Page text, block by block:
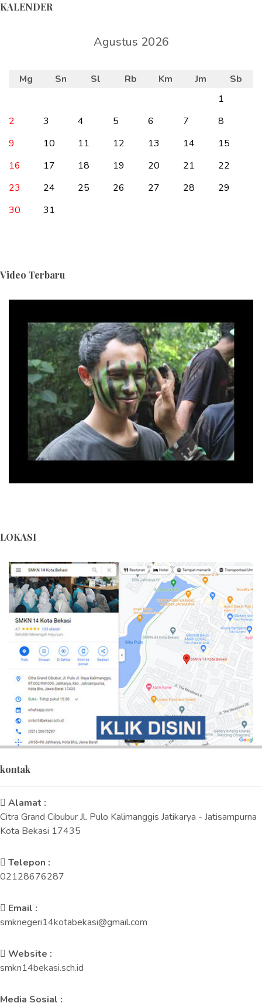
KALENDER
Agustus 2026
Mg Sn Sl Rb Km Jm
Sb
1
2
3 4 5 6 7
8
9
10 11 12 13 14
15
16
17 18 19 20 21
22
23
24 25 26 27 28
29
30
31
Video Terbaru
LOKASI
kontak
Alamat :
Citra Grand Cibubur Jl. Pulo Kalimanggis Jatikarya - Jatisampurna
Kota Bekasi 17435
Telepon :
02128676287
Email :
smknegeri14kotabekasi@gmail.com
Website :
smkn14bekasi.sch.id
Media Sosial :